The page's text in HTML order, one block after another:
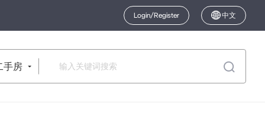
Login/Register 中文
手房